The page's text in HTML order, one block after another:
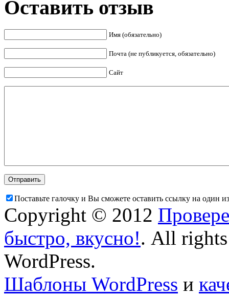
Оставить отзыв
Имя (обязательно)
Почта (не публикуется, обязательно)
Сайт
Поставьте галочку и Вы сможете оставить ссылку на один
Copyright © 2012
быстро, вкусно!. All rights
WordPress.
Шаблоны WordPress и